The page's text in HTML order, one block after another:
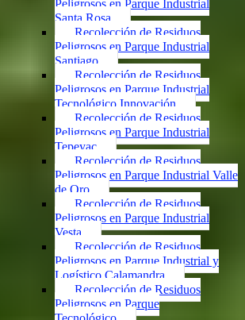
Peligrosos en Parque Industrial
Santa Rosa
Recolección de Residuos
Peligrosos en Parque Industrial
Santiago
Recolección de Residuos
Peligrosos en Parque Industrial
Tecnológico Innovación
Recolección de Residuos
Peligrosos en Parque Industrial
Tepeyac
Recolección de Residuos
Peligrosos en Parque Industrial Valle
de Oro
Recolección de Residuos
Peligrosos en Parque Industrial
Vesta
Recolección de Residuos
Peligrosos en Parque Industrial y
Logístico Calamandra
Recolección de Residuos
Peligrosos en Parque